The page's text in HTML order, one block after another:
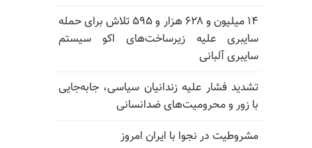
۱۴ میلیون و ۶۲۸ هزار و ۵۹۵ تلاش برای حمله
سایبری علیه زیرساخت‌های اکو سیستم
سایبری آلبانی
تشدید فشار علیه زندانیان سیاسی، جابه‌جایی
با زور و محرومیت‌های ضدانسانی
مشروطیت در نجوا با ایران امروز